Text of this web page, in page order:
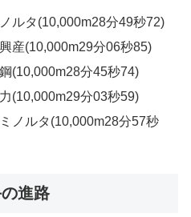
ルタ(10,000m28分49秒72)
産(10,000m29分06秒85)
(10,000m28分45秒74)
(10,000m29分03秒59)
ノルタ(10,000m28分57秒
進路